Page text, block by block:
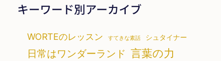
キーワード別アーカイブ
WORTEのレッスン すてきな素話 シュタイナー
日常はワンダーランド 言葉の力